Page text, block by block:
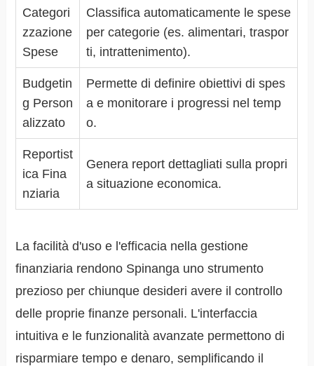
Categori
zzazione
Spese
Classifica automaticamente le spese
per categorie (es. alimentari, traspor
ti, intrattenimento).
Budgetin
g Person
alizzato
Permette di definire obiettivi di spes
a e monitorare i progressi nel temp
o.
Reportist
ica Fina
nziaria
Genera report dettagliati sulla propri
a situazione economica.
La facilità d'uso e l'efficacia nella gestione
finanziaria rendono Spinanga uno strumento
prezioso per chiunque desideri avere il controllo
delle proprie finanze personali. L'interfaccia
intuitiva e le funzionalità avanzate permettono di
risparmiare tempo e denaro, semplificando il